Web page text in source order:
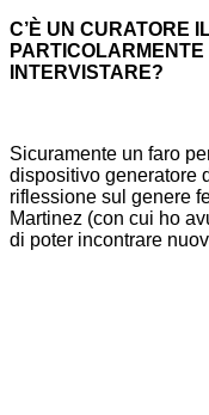
C’È UN CURATORE
PARTICOLARMENTE
INTERVISTARE?
Sicuramente un faro
dispositivo generatore
riflessione sul genere
Martinez (con cui ho
di poter incontrare